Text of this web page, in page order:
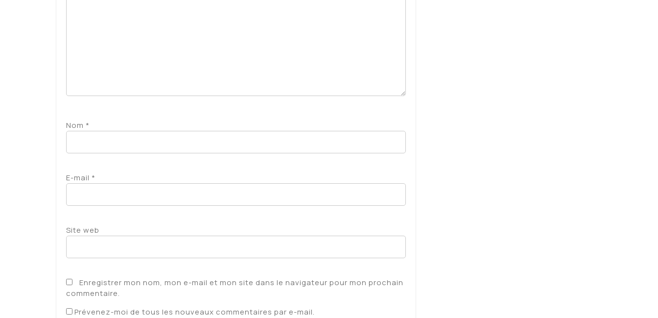
Nom *
E-mail *
Site web
Enregistrer mon nom, mon e-mail et mon site dans le navigateur pour mon prochain
commentaire.
Prévenez-moi de tous les nouveaux commentaires par e-mail.